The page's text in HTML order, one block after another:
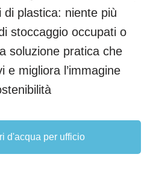
di plastica: niente più
stoccaggio occupati o
soluzione pratica che
e migliora l’immagine
d'acqua per ufficio